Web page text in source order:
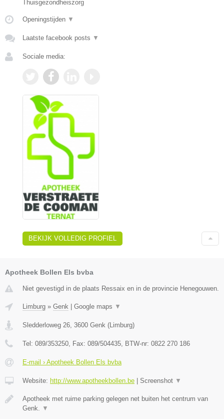
Thuisgezondheiszorg
Openingstijden ▼
Laatste facebook posts ▼
Sociale media:
BEKIJK VOLLEDIG PROFIEL
Apotheek Bollen Els bvba
Niet gevestigd in de plaats Ressaix en in de provincie Henegouwen.
Limburg » Genk Google maps ▼
Sledderloweg 26 3600 Genk ( Limburg)
Tel: 089/353250 , Fax: 089/504435 , BTW-nr: 0822 270 186
E-mail › Apotheek Bollen Els bvba
Website: http://www.apotheekbollen.be Screenshot ▼
Apotheek met ruime parking gelegen net buiten het centrum van
Genk.
▼